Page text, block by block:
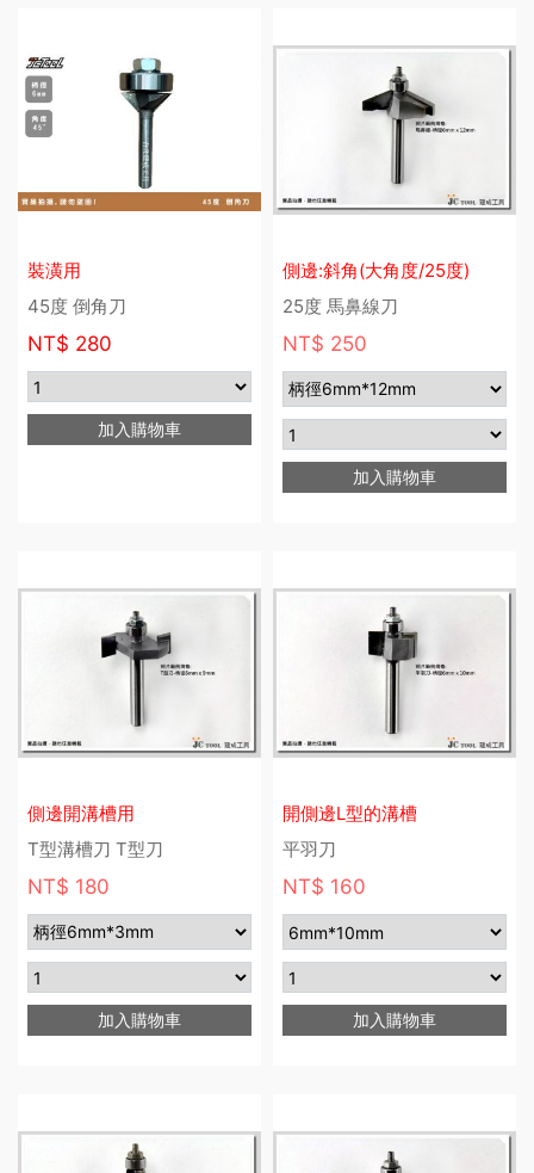
裝潢用
45度 倒角刀
NT$ 280
加入購物車
側邊:斜角(大角度/25度)
25度 馬鼻線刀
NT$ 250
加入購物車
側邊開溝槽用
T型溝槽刀 T型刀
NT$ 180
加入購物車
開側邊L型的溝槽
平羽刀
NT$ 160
加入購物車